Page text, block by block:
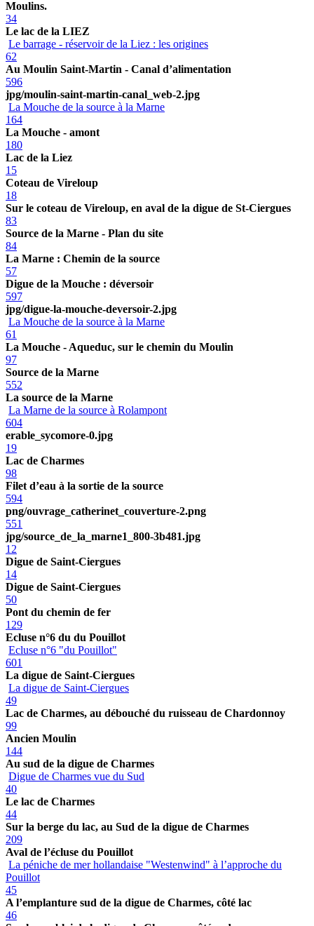
Moulins.
34
Le lac de la LIEZ
Le barrage - réservoir de la Liez : les origines
62
Au Moulin Saint-Martin - Canal d’alimentation
596
jpg/moulin-saint-martin-canal_web-2.jpg
La Mouche de la source à la Marne
164
La Mouche - amont
180
Lac de la Liez
15
Coteau de Vireloup
18
Sur le coteau de Vireloup, en aval de la digue de St-Ciergues
83
Source de la Marne - Plan du site
84
La Marne : Chemin de la source
57
Digue de la Mouche : déversoir
597
jpg/digue-la-mouche-deversoir-2.jpg
La Mouche de la source à la Marne
61
La Mouche - Aqueduc, sur le chemin du Moulin
97
Source de la Marne
552
La source de la Marne
La Marne de la source à Rolampont
604
erable_sycomore-0.jpg
19
Lac de Charmes
98
Filet d’eau à la sortie de la source
594
png/ouvrage_catherinet_couverture-2.png
551
jpg/source_de_la_marne1_800-3b481.jpg
12
Digue de Saint-Ciergues
14
Digue de Saint-Ciergues
50
Pont du chemin de fer
129
Ecluse n°6 du du Pouillot
Ecluse n°6 "du Pouillot"
601
La digue de Saint-Ciergues
La digue de Saint-Ciergues
49
Lac de Charmes, au débouché du ruisseau de Chardonnoy
99
Ancien Moulin
144
Au sud de la digue de Charmes
Digue de Charmes vue du Sud
40
Le lac de Charmes
44
Sur la berge du lac, au Sud de la digue de Charmes
209
Aval de l’écluse du Pouillot
La péniche de mer hollandaise "Westenwind" à l’approche du
Pouillot
45
A l’emplanture sud de la digue de Charmes, côté lac
46